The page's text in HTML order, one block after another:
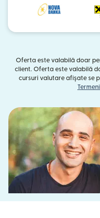
Oferta este valabilă doar
client. Oferta este valabilă
cursuri valutare afișate se